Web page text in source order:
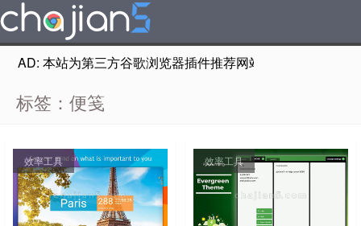
AD: 本站为第三方谷歌浏览器插件推荐网站，非Google
标签：便笺
效率工具 效率工具